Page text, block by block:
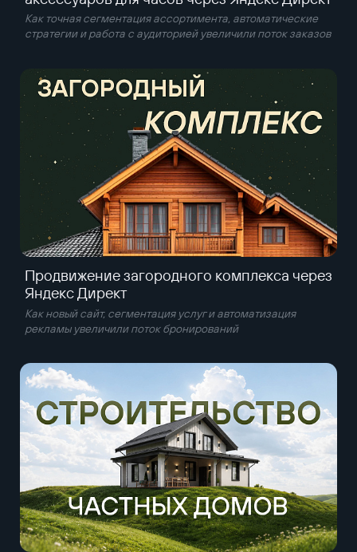
Как точная сегментация ассортимента, автоматические
стратегии и работа с аудиторией увеличили поток заказов
Продвижение загородного комплекса через
Яндекс Директ
Как новый сайт, сегментация услуг и автоматизация
рекламы увеличили поток бронирований